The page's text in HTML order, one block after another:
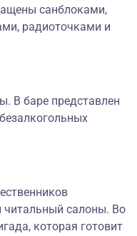
санблоками,
радиоточками и
В баре представлен
салоны. Во
которая готовит